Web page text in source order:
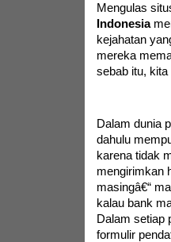
Mengulas
Indonesia
kejahatan
mereka
sebab itu,
Dalam dunia
dahulu
karena tidak
mengirimkan
masingâ€“
kalau bank
Dalam setiap
formulir